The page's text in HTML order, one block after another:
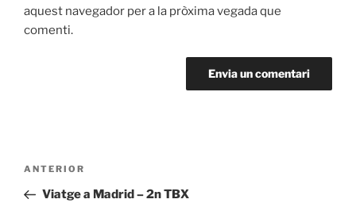
aquest navegador per a la pròxima vegada que
comenti.
Navegació
Entrada
anterior
ANTERIOR
Viatge a Madrid – 2n TBX